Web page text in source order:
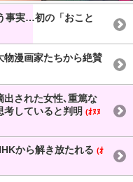
事実…初の「おこと
物漫画家たちから絶賛
出された女性､重篤な
していると判明 (ｵﾇﾇ
から解き放たれる (ｵ